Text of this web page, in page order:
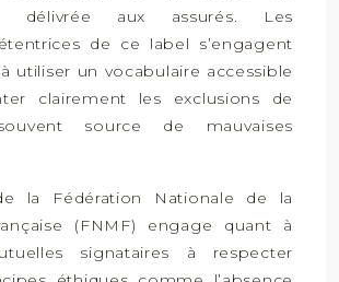
délivrée aux assurés. Les
de ce label s’engagent
utiliser un vocabulaire accessible
clairement les exclusions de
source de mauvaises
la Fédération Nationale de la
(FNMF) engage quant à
signataires à respecter